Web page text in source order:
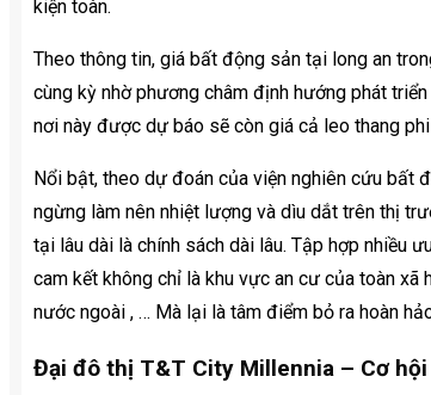
kiện toàn.
Theo thông tin, giá bất động sản tại long an
cùng kỳ nhờ phương châm định hướng phát
nơi này được dự báo sẽ còn giá cả leo thang phi
Nổi bật, theo dự đoán của viện nghiên cứu bất
ngừng làm nên nhiệt lượng và dìu dắt trên thị
tại lâu dài là chính sách dài lâu. Tập hợp nhiều
cam kết không chỉ là khu vực an cư của toàn
nước ngoài , … Mà lại là tâm điểm bỏ ra hoàn
Đại đô thị T&T City Millennia – Cơ